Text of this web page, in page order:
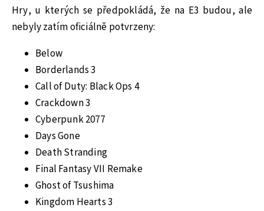
Hry, u kterých se předpokládá, že na E3 budou, ale
nebyly zatím oficiálně potvrzeny:
Below
Borderlands 3
Call of Duty: Black Ops 4
Crackdown 3
Cyberpunk 2077
Days Gone
Death Stranding
Final Fantasy VII Remake
Ghost of Tsushima
Kingdom Hearts 3